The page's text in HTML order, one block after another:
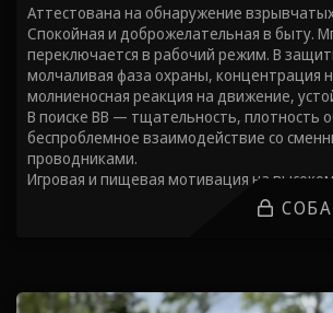
Аттестована на обнаружение
Спокойная и доброжелательная в быту.
переключается в рабочий режим. В
молчаливая фаза охраны, концентрация
молниеносная реакция на движение,
В поиске ВВ — тщательность, плотность
беспроблемное взаимодействие со
проводниками.
Игровая и пищевая мотивация на